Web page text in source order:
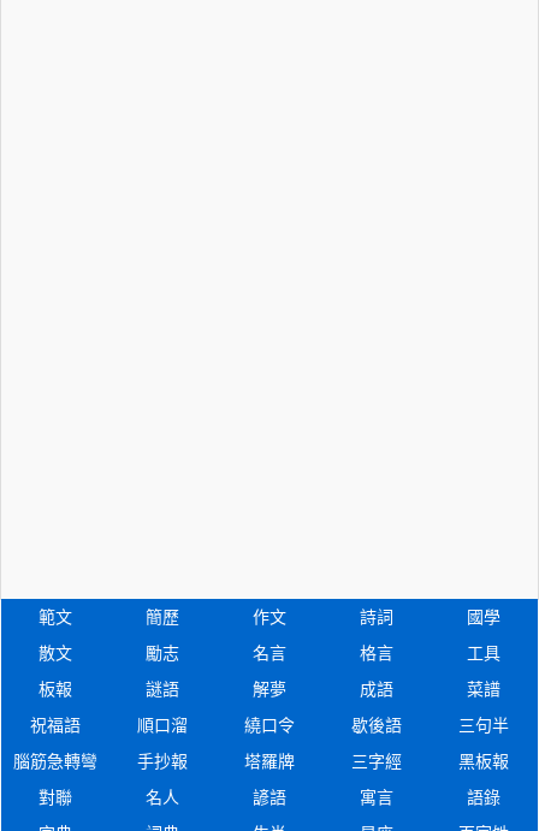
範文 簡歷 作文 詩詞
國學
散文
勵志 名言 格言
工具
板報
謎語 解夢 成語
菜譜
祝福語
順口溜 繞口令 歇後語
三句半
腦筋急轉彎
手抄報 塔羅牌 三字經
黑板報
對聯
名人 諺語 寓言
語錄